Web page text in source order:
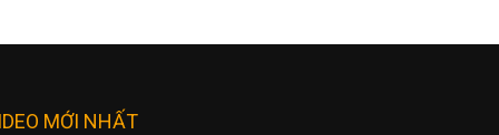
MỚI NHẤT